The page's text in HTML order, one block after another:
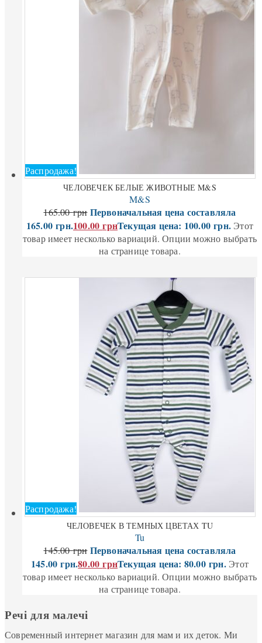
Распродажа!
ЧЕЛОВЕЧЕК БЕЛЫЕ ЖИВОТНЫЕ M&S
M&S
165.00грн Первоначальная цена составляла
165.00 грн.100.00грнТекущая цена: 100.00 грн. Этот
товар имеет несколько вариаций. Опции можно выбрать
на странице товара.
Распродажа!
ЧЕЛОВЕЧЕК В ТЕМНЫХ ЦВЕТАХ TU
Tu
145.00грн Первоначальная цена составляла
145.00 грн.80.00грнТекущая цена: 80.00 грн. Этот
товар имеет несколько вариаций. Опции можно выбрать
на странице товара.
Речі для малечі
Современный интернет магазин для мам и их деток. Ми